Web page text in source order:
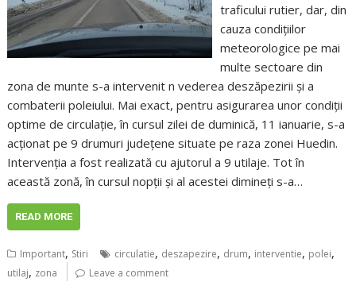
traficului rutier, dar, din
cauza condițiilor
meteorologice pe mai
multe sectoare din
zona de munte s-a intervenit n vederea deszăpezirii și a
combaterii poleiului. Mai exact, pentru asigurarea unor condiţii
optime de circulaţie, în cursul zilei de duminică, 11 ianuarie, s-a
acționat pe 9 drumuri județene situate pe raza zonei Huedin.
Intervenția a fost realizată cu ajutorul a 9 utilaje. Tot în
această zonă, în cursul nopții și al acestei dimineți s-a…
READ MORE
Important, Stiri circulatie, deszapezire, drum, interventie, polei,
utilaj, zona Leave a comment